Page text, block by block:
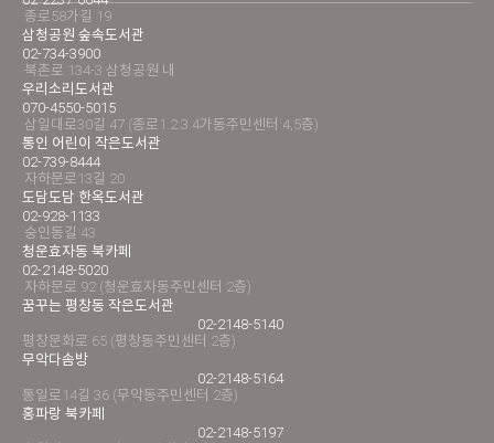
종로58가길 19
삼청공원 숲속도서관
02-734-3900
북촌로 134-3 삼청공원 내
우리소리도서관
070-4550-5015
삼일대로30길 47 (종로1.2.3.4가동주민센터 4,5층)
통인 어린이 작은도서관
02-739-8444
자하문로13길 20
도담도담 한옥도서관
02-928-1133
숭인동길 43
청운효자동 북카페
02-2148-5020
자하문로 92 (청운효자동주민센터 2층)
꿈꾸는 평창동 작은도서관
02-2148-5140
평창문화로 65 (평창동주민센터 2층)
무악다솜방
02-2148-5164
통일로14길 36 (무악동주민센터 2층)
홍파랑 북카페
02-2148-5197